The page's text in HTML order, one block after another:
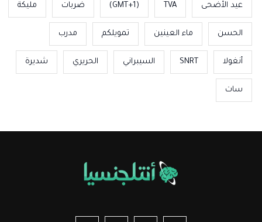
عيد الأضحى TVA
(GMT+1) ضربات مليكة
الحسن ماء العينين تمويلكم مدرب
أنغولا SNRT السيبراني الحريري شديرة
سات